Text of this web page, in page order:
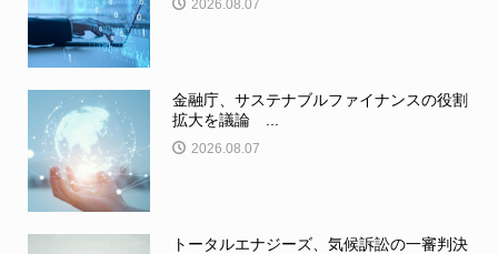
2026.08.07
金融庁、サステナブルファイナンスの役割
拡大を議論 ...
2026.08.07
トータルエナジーズ、気候訴訟の一審判決